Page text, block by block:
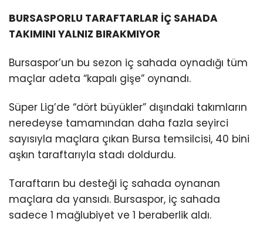
BURSASPORLU TARAFTARLAR İÇ SAHADA
TAKIMINI YALNIZ BIRAKMIYOR
Bursaspor’un bu sezon iç sahada oynadığı tüm
maçlar adeta “kapalı gişe” oynandı.
Süper Lig’de “dört büyükler” dışındaki takımların
neredeyse tamamından daha fazla seyirci
sayısıyla maçlara çıkan Bursa temsilcisi, 40 bini
aşkın taraftarıyla stadı doldurdu.
Taraftarın bu desteği iç sahada oynanan
maçlara da yansıdı. Bursaspor, iç sahada
sadece 1 mağlubiyet ve 1 beraberlik aldı.